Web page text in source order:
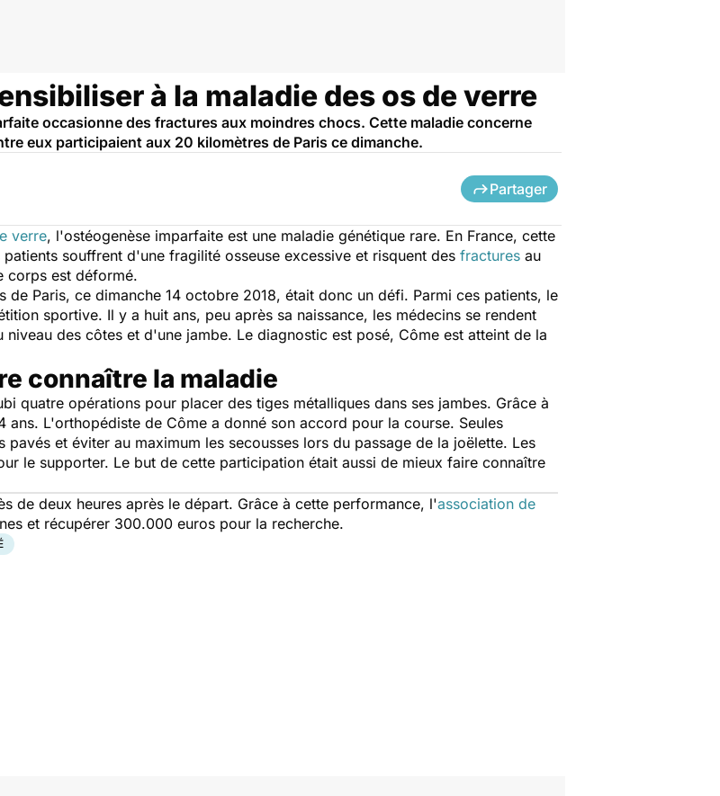
à la maladie des os de verre
occasionne des fractures aux moindres chocs. Cette maladie concerne
eux participaient aux 20 kilomètres de Paris ce dimanche.
Partager
verre, l'ostéogenèse imparfaite est une maladie génétique rare. En France, cette
souffrent d'une fragilité osseuse excessive et risquent des fractures au
corps est déformé.
Paris, ce dimanche 14 octobre 2018, était donc un défi. Parmi ces patients, le
sportive. Il y a huit ans, peu après sa naissance, les médecins se rendent
des côtes et d'une jambe. Le diagnostic est posé, Côme est atteint de la
connaître la maladie
quatre opérations pour placer des tiges métalliques dans ses jambes. Grâce à
L'orthopédiste de Côme a donné son accord pour la course. Seules
et éviter au maximum les secousses lors du passage de la joëlette. Les
le supporter. Le but de cette participation était aussi de mieux faire connaître
de deux heures après le départ. Grâce à cette performance, l'association de
et récupérer 300.000 euros pour la recherche.